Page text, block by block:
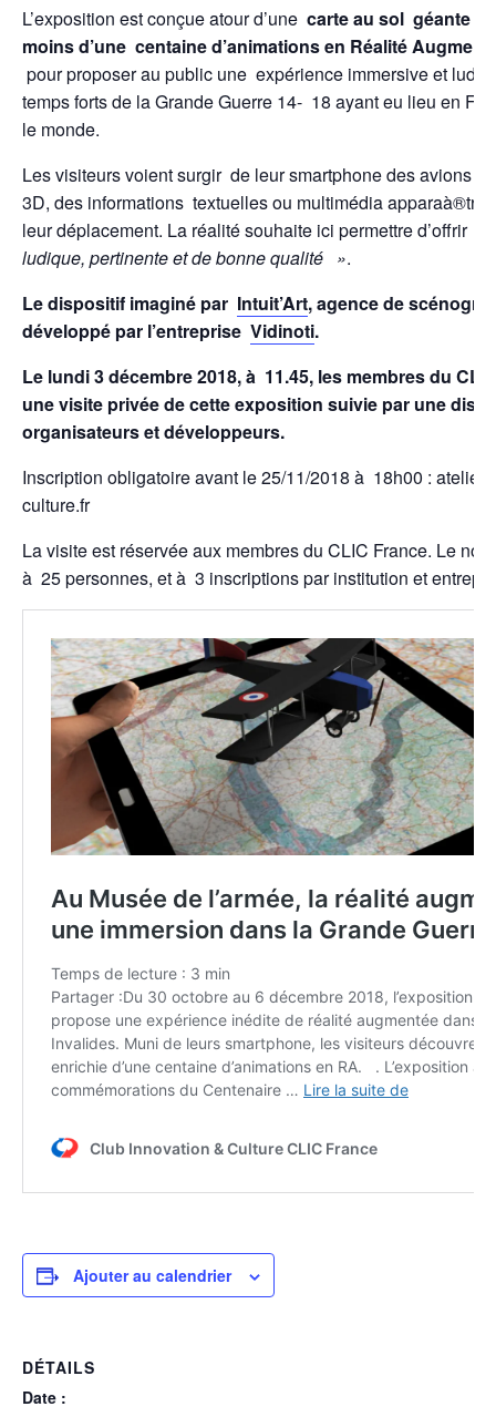
L’exposition est conçue atour d’une carte au sol géante
moins d’une centaine d’animations en Réalité
pour proposer au public une expérience immersive et
temps forts de la Grande Guerre 14- 18 ayant eu lieu en
le monde.
Les visiteurs voient surgir de leur smartphone des avions
3D, des informations textuelles ou multimédia
leur déplacement. La réalité souhaite ici permettre d’offrir
ludique, pertinente et de bonne qualité ».
Le dispositif imaginé par Intuit’Art, agence de
développé par l’entreprise Vidinoti.
Le lundi 3 décembre 2018, à 11.45, les membres du
une visite privée de cette exposition suivie par une
organisateurs et développeurs.
Inscription obligatoire avant le 25/11/2018 à 18h00 :
culture.fr
La visite est réservée aux membres du CLIC France. Le
à 25 personnes, et à 3 inscriptions par institution et
Ajouter au calendrier
DÉTAILS
Date :